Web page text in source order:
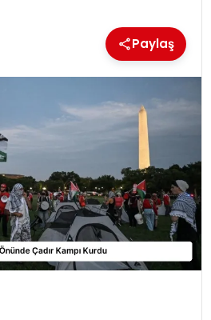
Paylaş